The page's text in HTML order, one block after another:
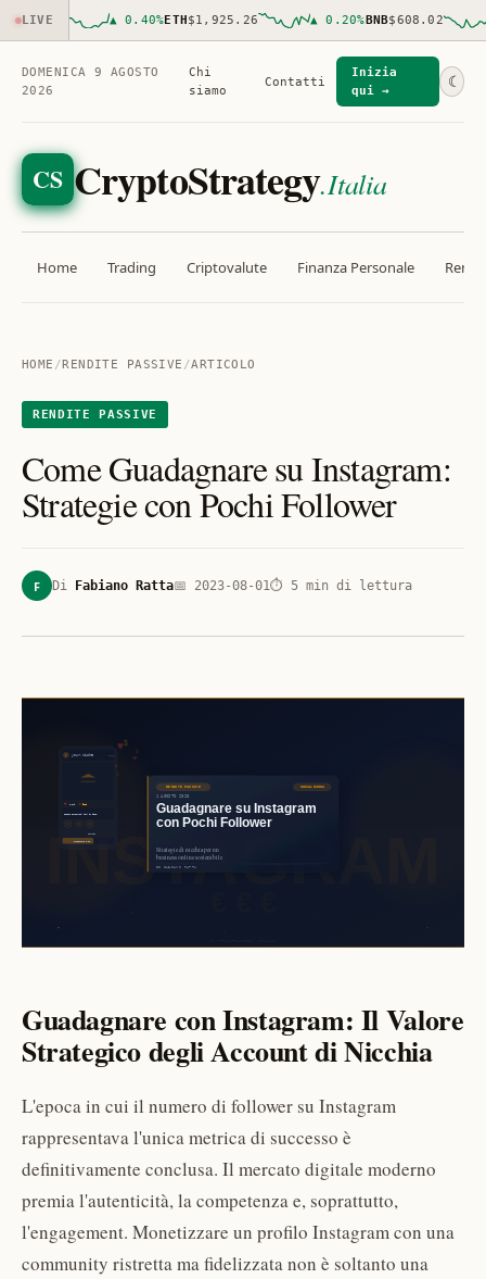
LIVE ▲ 0.40%ETH$1,925.26 ▲ 0.20%BNB$608.02
DOMENICA 9 AGOSTO
2026
Chi
siamo
Contatti
Inizia
qui →
☾
CS CryptoStrategy.Italia
Home Trading Criptovalute Finanza Personale
HOME /RENDITE PASSIVE /ARTICOLO
RENDITE PASSIVE
Come Guadagnare su Instagram:
Strategie con Pochi Follower
F Di Fabiano Ratta📅 2023-08-01⏱ 5 min di lettura
Guadagnare con Instagram: Il Valore
Strategico degli Account di Nicchia
L'epoca in cui il numero di follower su Instagram
rappresentava l'unica metrica di successo è
definitivamente conclusa. Il mercato digitale moderno
premia l'autenticità, la competenza e, soprattutto,
l'engagement. Monetizzare un profilo Instagram con una
community ristretta ma fidelizzata non è soltanto una